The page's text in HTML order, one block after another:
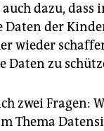
dazu, dass
Daten der
wieder
Daten zu
zwei Fragen:
Thema